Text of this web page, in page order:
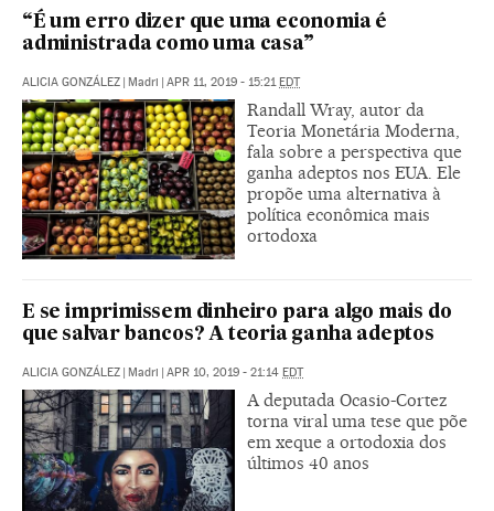
“É um erro dizer que uma economia é
administrada como uma casa”
ALICIA GONZÁLEZ | Madri | APR 11, 2019 - 15:21EDT
Randall Wray, autor da
Teoria Monetária Moderna,
fala sobre a perspectiva que
ganha adeptos nos EUA. Ele
propõe uma alternativa à
política econômica mais
ortodoxa
E se imprimissem dinheiro para algo mais do
que salvar bancos? A teoria ganha adeptos
ALICIA GONZÁLEZ | Madri | APR 10, 2019 - 21:14 EDT
A deputada Ocasio-Cortez
torna viral uma tese que põe
em xeque a ortodoxia dos
últimos 40 anos